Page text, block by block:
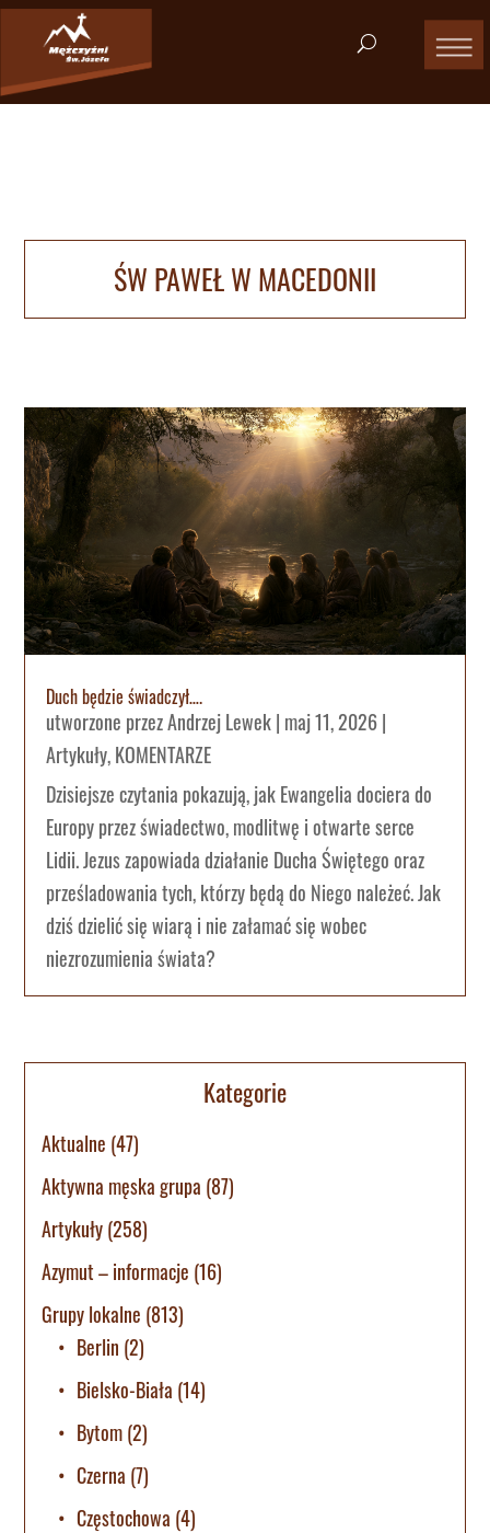
ŚW PAWEŁ W MACEDONII
Duch będzie świadczył….
utworzone przezAndrzej Lewek| maj 11, 2026|
Artykuły,KOMENTARZE
Dzisiejsze czytania pokazują, jak Ewangelia dociera do
Europy przez świadectwo, modlitwę i otwarte serce
Lidii. Jezus zapowiada działanie Ducha Świętego oraz
prześladowania tych, którzy będą do Niego należeć. Jak
dziś dzielić się wiarą i nie załamać się wobec
niezrozumienia świata?
Kategorie
Aktualne (47)
Aktywna męska grupa (87)
Artykuły(258)
Azymut – informacje (16)
Grupy lokalne (813)
Berlin (2)
Bielsko-Biała (14)
Bytom(2)
Czerna (7)
Częstochowa (4)